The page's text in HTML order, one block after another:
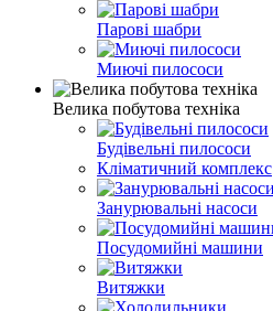
Парові шабри
Миючі пилососи
Велика побутова техніка
Будівельні пилососи
Кліматичний комплекс
Занурювальні насоси
Посудомийні машини
Витяжки